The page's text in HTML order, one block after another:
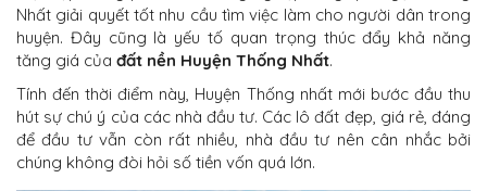
Nhất giải quyết tốt nhu cầu tìm việc làm cho người dân trong
huyện. Đây cũng là yếu tố quan trọng thúc đẩy khả năng
tăng giá của đất nền Huyện Thống Nhất.
Tính đến thời điểm này, Huyện Thống nhất mới bước đầu thu
hút sự chú ý của các nhà đầu tư. Các lô đất đẹp, giá rẻ, đáng
để đầu tư vẫn còn rất nhiều, nhà đầu tư nên cân nhắc bởi
chúng không đòi hỏi số tiền vốn quá lớn.